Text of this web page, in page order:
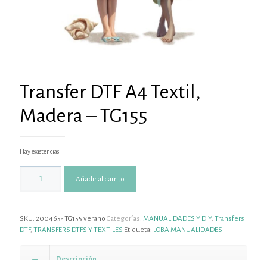
Transfer DTF A4 Textil,
Madera – TG155
Hay existencias
Añadir al carrito
SKU: 200465- TG155 verano Categorías: MANUALIDADES Y DIY, Transfers
DTF, TRANSFERS DTFS Y TEXTILES Etiqueta: LOBA MANUALIDADES